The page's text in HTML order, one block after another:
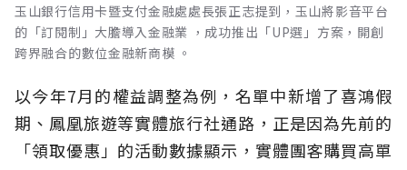
玉山銀行信用卡暨支付金融處處長張正志提到，玉山將影音平台
的「訂閱制」大膽導入金融業 ，成功推出「UP選」方案，開創
跨界融合的數位金融新商模 。
以今年7月的權益調整為例，名單中新增了喜鴻假
期、鳳凰旅遊等實體旅行社通路，正是因為先前的
「領取優惠」的活動數據顯示，實體團客購買高單